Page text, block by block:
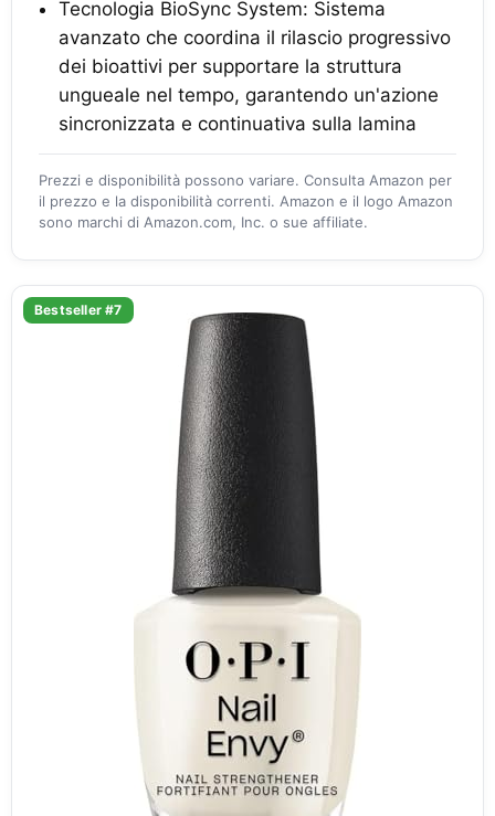
Tecnologia BioSync System: Sistema
avanzato che coordina il rilascio progressivo
dei bioattivi per supportare la struttura
ungueale nel tempo, garantendo un'azione
sincronizzata e continuativa sulla lamina
Prezzi e disponibilità possono variare. Consulta Amazon per
il prezzo e la disponibilità correnti. Amazon e il logo Amazon
sono marchi di Amazon.com, Inc. o sue affiliate.
Bestseller #7